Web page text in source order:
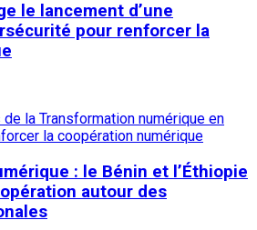
le lancement d’une
pour renforcer la
: le Bénin et l’Éthiopie
autour des